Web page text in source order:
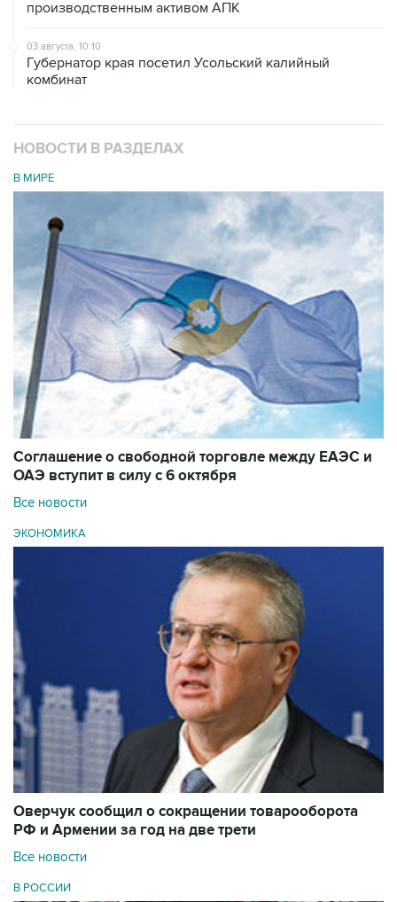
производственным активом АПК
03 августа, 10:10
Губернатор края посетил Усольский калийный
комбинат
НОВОСТИ В РАЗДЕЛАХ
В МИРЕ
Соглашение о свободной торговле между ЕАЭС и
ОАЭ вступит в силу с 6 октября
Все новости
ЭКОНОМИКА
Оверчук сообщил о сокращении товарооборота
РФ и Армении за год на две трети
Все новости
В РОССИИ